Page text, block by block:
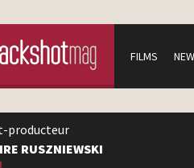
FILMS
producteur
RUSZNIEWSKI